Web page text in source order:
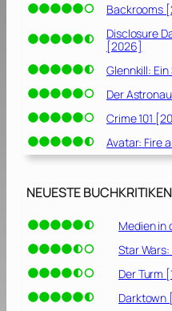
Backrooms
Disclosure
[2026]
Glennkill:
Der
Crime 101
Avatar: Fire
NEUESTE BUCHKRITIKEN
Medien in
Star
Der Turm
Darktown